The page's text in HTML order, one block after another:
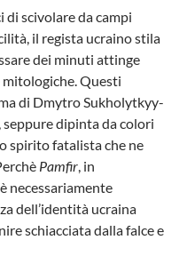
di scivolare da campi
il regista ucraino stila
dei minuti attinge
Questi
di Dmytro Sukholytkyy-
seppure dipinta da colori
spirito fatalista che ne
Pamfir , in
necessariamente
dell’identità ucraina
schiacciata dalla falce e